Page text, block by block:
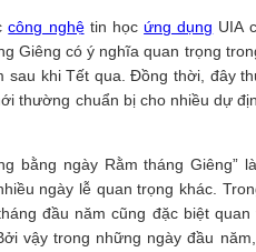
công nghệtin họcứng dụng UIA
Giêng có ý nghĩa quan trọng
khi Tết qua. Đồng thời, đây
thường chuẩn bị cho nhiều dự
bằng ngày Rằm tháng Giêng”
ngày lễ quan trọng khác.
đầu năm cũng đặc biệt
vậy trong những ngày đầu